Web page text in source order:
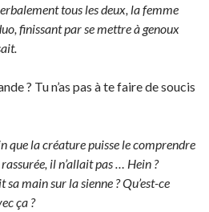
tous les deux, la femme
finissant par se mettre à genoux
? Tu n’as pas à te faire de soucis
que la créature puisse le comprendre
il n’allait pas … Hein ?
sa main sur la sienne ? Qu’est-ce
ça ?